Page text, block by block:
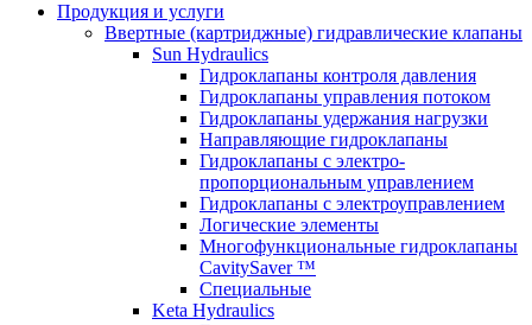
Продукция и услуги
Ввертные (картриджные) гидравлические клапаны
Sun Hydraulics
Гидроклапаны контроля давления
Гидроклапаны управления потоком
Гидроклапаны удержания нагрузки
Направляющие гидроклапаны
Гидроклапаны с электро-
пропорциональным управлением
Гидроклапаны с электроуправлением
Логические элементы
Многофункциональные гидроклапаны
CavitySaver ™
Специальные
Keta Hydraulics